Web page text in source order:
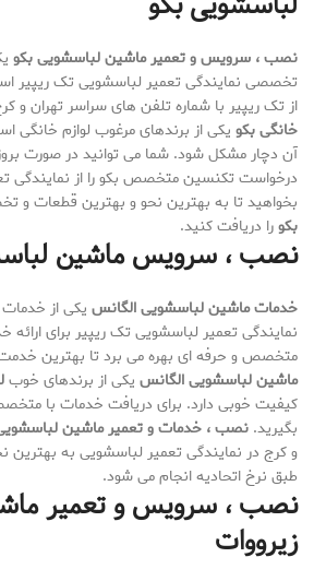
نصب ، سرویس و تعمیر ماشین لباسشویی بکو
تخصصی نمایندگی تعمیر لباسشویی تک ریپیر
از تک ریپیر با شماره تلفن های سراسر تهران و
خانگی بکو یکی از برندهای مرغوب لوازم
آن دچار مشکل شود. شما می توانید در صورت
درخواست تکنسین متخصص بکو را از نمایندگی
بخواهید تا به بهترین نحو و بهترین قطعات و
بکورا دریافت کنید.
نصب ، سرویس ماشین
خدمات ماشین لباسشویی الگانس یکی از خدمات
نمایندگی تعمیر لباسشویی تک ریپیر برای
متخصص و حرفه ای بهره می برد تا بهترین خدمت
ماشین لباسشویی الگانس یکی از برندهای خوب
کیفیت خوبی دارد. برای دریافت خدمات با
بگیرید. نصب ، خدمات و تعمیر ماشین
و کرج در نمایندگی تعمیر لباسشویی به بهترین
طبق نرخ اتحادیه انجام می شود.
نصب ، سرویس و تعمیر
زیرووات